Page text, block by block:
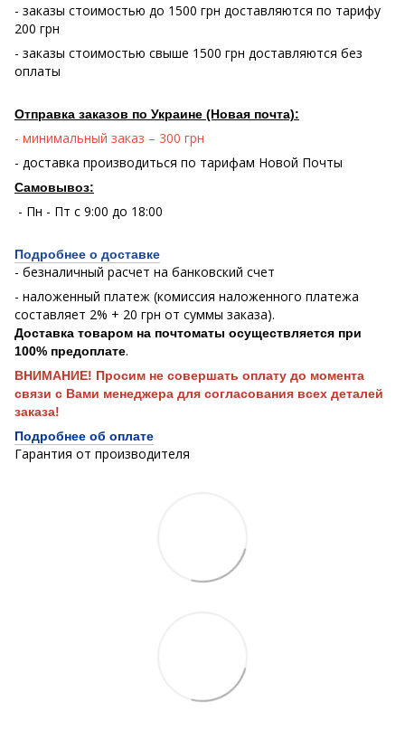
- заказы стоимостью до 1500 грн доставляются по тарифу
200 грн
- заказы стоимостью свыше 1500 грн доставляются без
оплаты
Отправка заказов по Украине (Новая почта):
- минимальный заказ – 300 грн
- доставка производиться по тарифам Новой Почты
Самовывоз:
- Пн - Пт с 9:00 до 18:00
Подробнее о доставке
- безналичный расчет на банковский счет
- наложенный платеж (комиссия наложенного платежа
составляет 2% + 20 грн от суммы заказа).
Доставка товаром на почтоматы осуществляется при
100% предоплате.
ВНИМАНИЕ! Просим не совершать оплату до момента
связи с Вами менеджера для согласования всех деталей
заказа!
Подробнее об оплате
Гарантия от производителя